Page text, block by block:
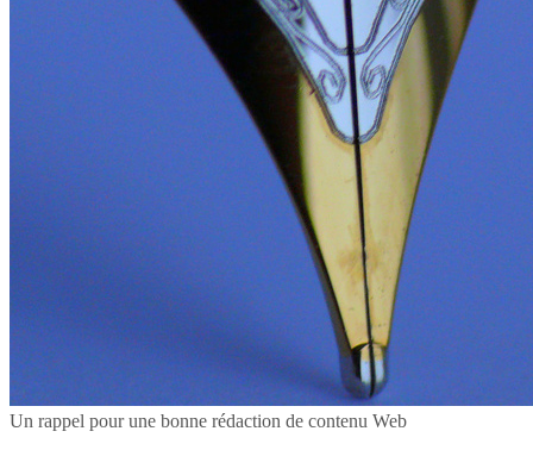
Un rappel pour une bonne rédaction de contenu Web